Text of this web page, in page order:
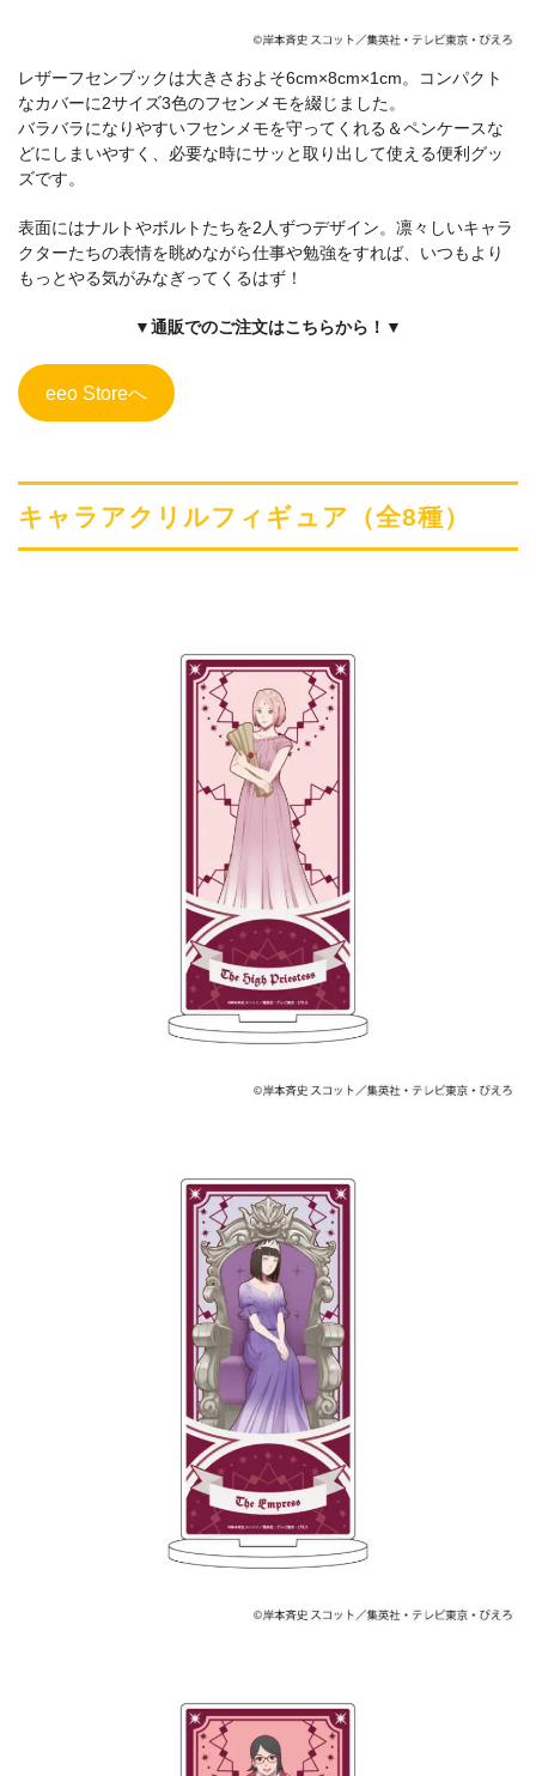
レザーフセンブックは大きさおよそ6cm×8cm×1cm。コンパクト
なカバーに2サイズ3色のフセンメモを綴じました。
バラバラになりやすいフセンメモを守ってくれる＆ペンケースな
どにしまいやすく、必要な時にサッと取り出して使える便利グッ
ズです。
表面にはナルトやボルトたちを2人ずつデザイン。凛々しいキャラ
クターたちの表情を眺めながら仕事や勉強をすれば、いつもより
もっとやる気がみなぎってくるはず！
▼通販でのご注文はこちらから！▼
eeo Storeへ
キャラアクリルフィギュア（全8種）